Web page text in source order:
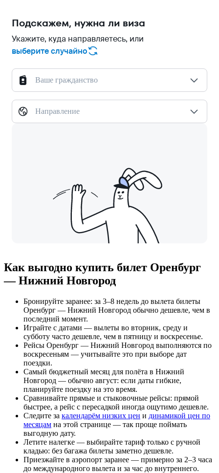
Подскажем, нужна ли виза
Укажите, куда направляетесь, или
выберите случайно
Ваше гражданство
Направление
Как выгодно купить билет Оренбург
— Нижний Новгород
Бронируйте заранее: за 3–8 недель до вылета билеты
Оренбург — Нижний Новгород обычно дешевле, чем в
последний момент.
Играйте с датами — вылеты во вторник, среду и
субботу часто дешевле, чем в пятницу и воскресенье.
Рейсы Оренбург — Нижний Новгород выполняются по
воскресеньям — учитывайте это при выборе дат
поездки.
Самый бюджетный месяц для полёта в Нижний
Новгород — обычно август: если даты гибкие,
планируйте поездку на это время.
Сравнивайте прямые и стыковочные рейсы: прямой
быстрее, а рейс с пересадкой иногда ощутимо дешевле.
Следите за календарём низких цен и динамикой цен по
месяцам на этой странице — так проще поймать
выгодную дату.
Летите налегке — выбирайте тариф только с ручной
кладью: без багажа билеты заметно дешевле.
Приезжайте в аэропорт заранее — примерно за 2–3 часа
до международного вылета и за час до внутреннего.